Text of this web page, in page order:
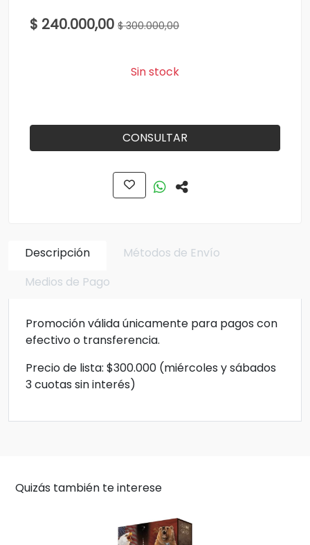
$ 240.000,00 $ 300.000,00
Sin stock
CONSULTAR
Descripción
Métodos de Envío
Medios de Pago
Promoción válida únicamente para pagos con
efectivo o transferencia.
Precio de lista: $300.000 (miércoles y sábados
3 cuotas sin interés)
Quizás también te interese